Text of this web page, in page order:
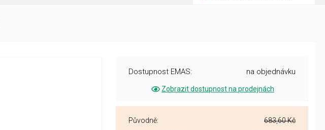
Dostupnost EMAS: na objednávku
Zobrazit dostupnost na prodejnách
Původně:
683,60 Kč